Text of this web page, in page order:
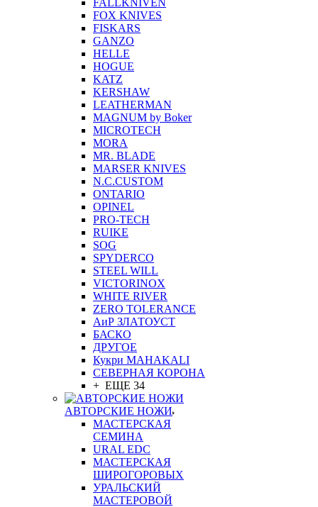
FALLKNIVEN
FOX KNIVES
FISKARS
GANZO
HELLE
HOGUE
KATZ
KERSHAW
LEATHERMAN
MAGNUM by Boker
MICROTECH
MORA
MR. BLADE
MARSER KNIVES
N.C.CUSTOM
ONTARIO
OPINEL
PRO-TECH
RUIKE
SOG
SPYDERCO
STEEL WILL
VICTORINOX
WHITE RIVER
ZERO TOLERANCE
АиР ЗЛАТОУСТ
БАСКО
ДРУГОЕ
Кукри MAHAKALI
СЕВЕРНАЯ КОРОНА
+ ЕЩЕ 34
АВТОРСКИЕ НОЖИ
МАСТЕРСКАЯ
СЕМИНА
URAL EDC
МАСТЕРСКАЯ
ШИРОГОРОВЫХ
УРАЛЬСКИЙ
МАСТЕРОВОЙ